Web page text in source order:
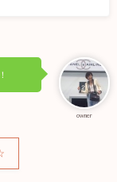
owner